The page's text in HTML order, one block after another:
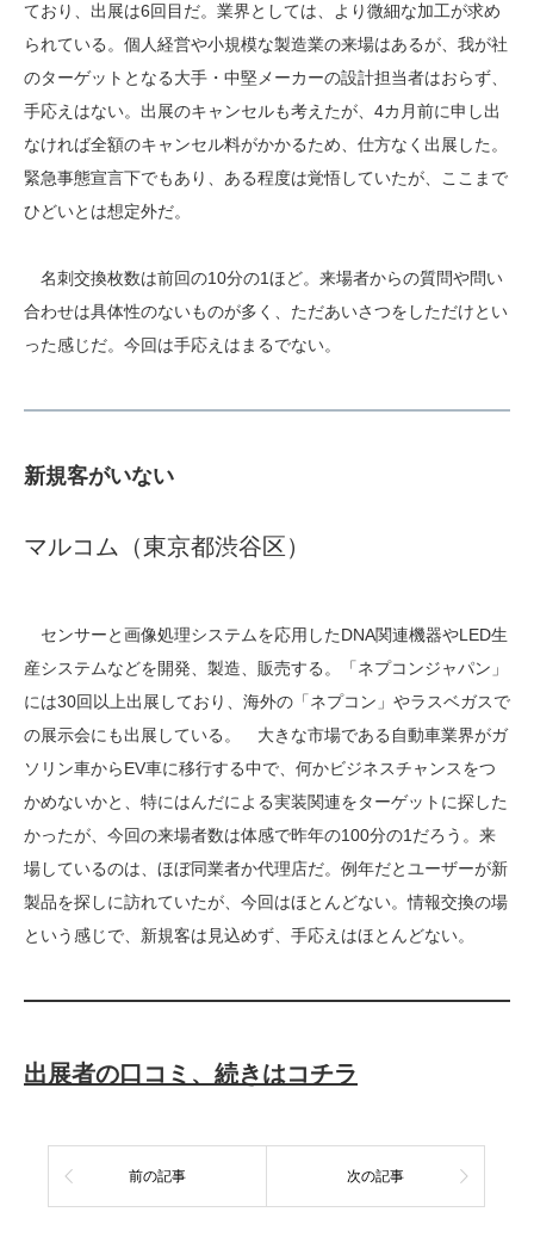
ており、出展は6回目だ。業界としては、より微細な加工が求め
られている。個人経営や小規模な製造業の来場はあるが、我が社
のターゲットとなる大手・中堅メーカーの設計担当者はおらず、
手応えはない。出展のキャンセルも考えたが、4カ月前に申し出
なければ全額のキャンセル料がかかるため、仕方なく出展した。
緊急事態宣言下でもあり、ある程度は覚悟していたが、ここまで
ひどいとは想定外だ。
名刺交換枚数は前回の10分の1ほど。来場者からの質問や問い
合わせは具体性のないものが多く、ただあいさつをしただけとい
った感じだ。今回は手応えはまるでない。
新規客がいない
マルコム（東京都渋谷区）
センサーと画像処理システムを応用したDNA関連機器やLED生
産システムなどを開発、製造、販売する。「ネプコンジャパン」
には30回以上出展しており、海外の「ネプコン」やラスベガスで
の展示会にも出展している。 大きな市場である自動車業界がガ
ソリン車からEV車に移行する中で、何かビジネスチャンスをつ
かめないかと、特にはんだによる実装関連をターゲットに探した
かったが、今回の来場者数は体感で昨年の100分の1だろう。来
場しているのは、ほぼ同業者か代理店だ。例年だとユーザーが新
製品を探しに訪れていたが、今回はほとんどない。情報交換の場
という感じで、新規客は見込めず、手応えはほとんどない。
出展者の口コミ、続きはコチラ
前の記事 次の記事